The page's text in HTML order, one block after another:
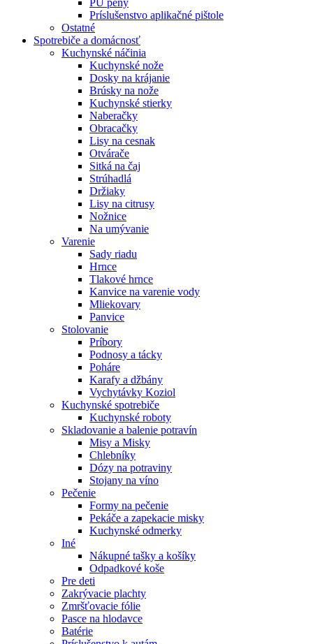
PU peny
Príslušenstvo aplikačné pištole
Ostatné
Spotrebiče a domácnosť
Kuchynské náčinia
Kuchynské nože
Dosky na krájanie
Brúsky na nože
Kuchynské stierky
Naberačky
Obracačky
Lisy na cesnak
Otvárače
Sitká na čaj
Strúhadlá
Držiaky
Lisy na citrusy
Nožnice
Na umývanie
Varenie
Sady riadu
Hrnce
Tlakové hrnce
Kanvice na varenie vody
Mliekovary
Panvice
Stolovanie
Príbory
Podnosy a tácky
Poháre
Karafy a džbány
Vychytávky Koziol
Kuchynské spotrebiče
Kuchynské roboty
Skladovanie a balenie potravín
Misy a Misky
Chlebníky
Dózy na potraviny
Stojany na víno
Pečenie
Formy na pečenie
Pekáče a zapekacie misky
Kuchynské odmerky
Iné
Nákupné tašky a košíky
Odpadkové koše
Pre deti
Zakrývacie plachty
Zmršťovacie fólie
Pasce na hlodavce
Batérie